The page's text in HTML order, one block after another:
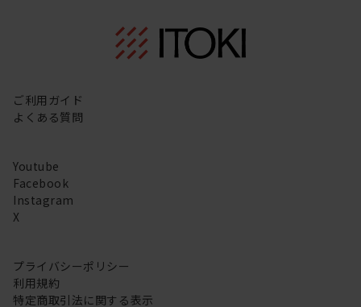
ご利用ガイド
よくある質問
Youtube
Facebook
Instagram
X
プライバシーポリシー
利用規約
特定商取引法に関する表示